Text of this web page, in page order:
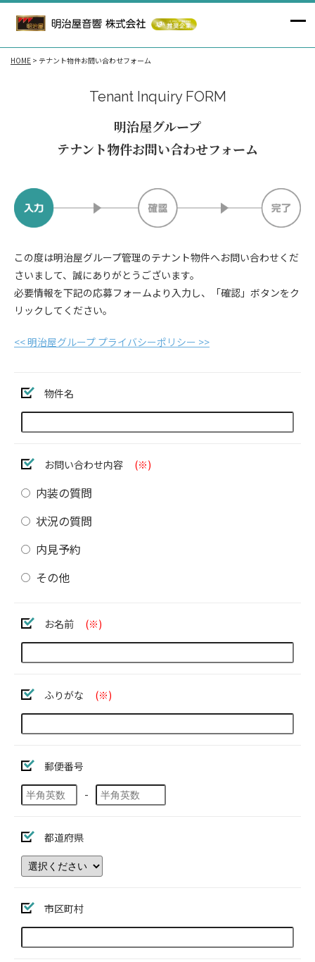
HOME > テナント物件お問い合わせフォーム
Tenant Inquiry FORM
明治屋グループ
テナント物件お問い合わせフォーム
この度は明治屋グループ管理のテナント物件へお問い合わせくだ
さいまして、誠にありがとうございます。
必要情報を下記の応募フォームより入力し、
「確認」ボタンをク
リックしてください。
<< 明治屋グループ プライバシーポリシー >>
物件名
お問い合わせ内容 (※)
内装の質問
状況の質問
内見予約
その他
お名前 (※)
ふりがな (※)
郵便番号
-
都道府県
市区町村